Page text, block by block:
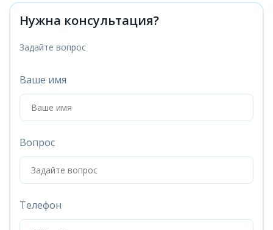
Нужна консультация?
Задайте вопрос
Ваше имя
Вопрос
Телефон